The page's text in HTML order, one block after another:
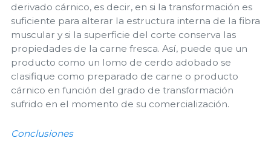
derivado cárnico, es decir, en si la transformación es
suficiente para alterar la estructura interna de la fibra
muscular y si la superficie del corte conserva las
propiedades de la carne fresca. Así, puede que un
producto como un lomo de cerdo adobado se
clasifique como preparado de carne o producto
cárnico en función del grado de transformación
sufrido en el momento de su comercialización.
Conclusiones